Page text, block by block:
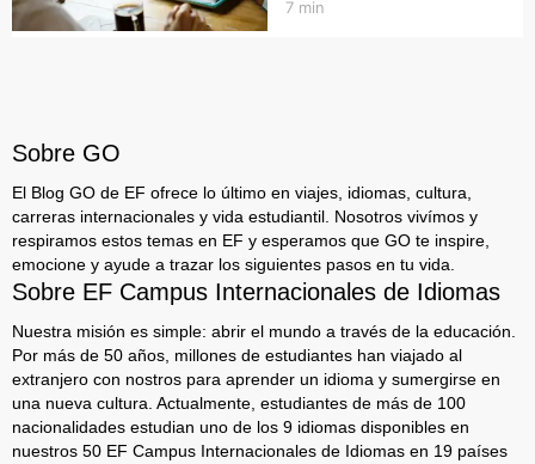
7 min
Sobre GO
El Blog GO de EF ofrece lo último en viajes, idiomas, cultura,
carreras internacionales y vida estudiantil. Nosotros vivímos y
respiramos estos temas en EF y esperamos que GO te inspire,
emocione y ayude a trazar los siguientes pasos en tu vida.
Sobre EF Campus Internacionales de Idiomas
Nuestra misión es simple: abrir el mundo a través de la educación.
Por más de 50 años, millones de estudiantes han viajado al
extranjero con nostros para aprender un idioma y sumergirse en
una nueva cultura. Actualmente, estudiantes de más de 100
nacionalidades estudian uno de los 9 idiomas disponibles en
nuestros 50 EF Campus Internacionales de Idiomas en 19 países